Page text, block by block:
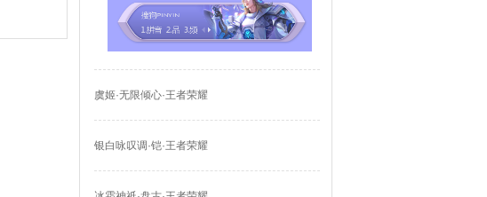
虞姬·无限倾心·王者荣耀
银白咏叹调·铠·王者荣耀